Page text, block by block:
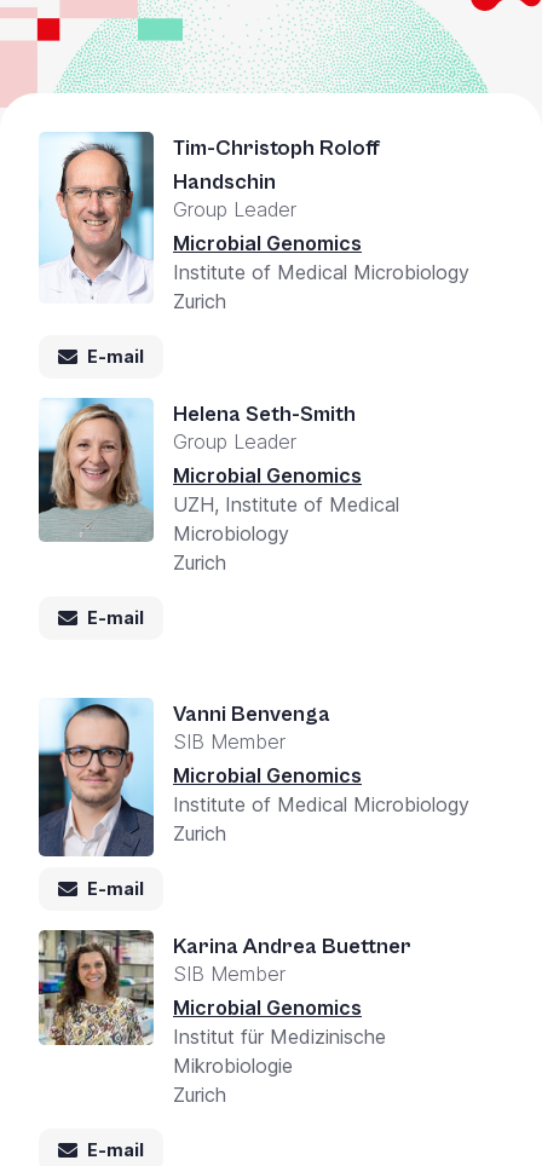
Tim-Christoph Roloff
Handschin
Group Leader
Microbial Genomics
Institute of Medical Microbiology
Zurich
E-mail
Helena Seth-Smith
Group Leader
Microbial Genomics
UZH, Institute of Medical
Microbiology
Zurich
E-mail
Vanni Benvenga
SIB Member
Microbial Genomics
Institute of Medical Microbiology
Zurich
E-mail
Karina Andrea Buettner
SIB Member
Microbial Genomics
Institut für Medizinische
Mikrobiologie
Zurich
E-mail